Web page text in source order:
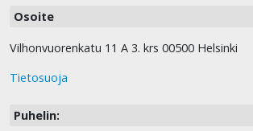
Osoite
Vilhonvuorenkatu 11 A 3. krs 00500 Helsinki
Tietosuoja
Puhelin: